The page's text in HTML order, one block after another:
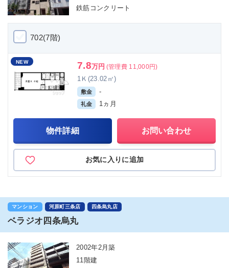
鉄筋コンクリート
702(7階)
NEW 7.8万円 (管理費 11,000円)
1Ｋ(23.02㎡)
敷金 -
礼金 1ヵ月
物件詳細 お問い合わせ
お気に入りに追加
マンション 河原町三条店 四条烏丸店
ベラジオ四条烏丸
2002年2月築
11階建